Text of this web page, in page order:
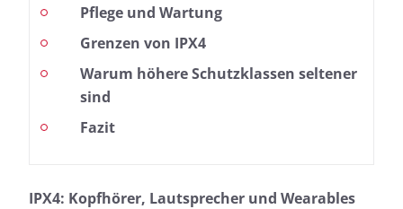
Pflege und Wartung
Grenzen von IPX4
Warum höhere Schutzklassen seltener
sind
Fazit
IPX4: Kopfhörer, Lautsprecher und Wearables